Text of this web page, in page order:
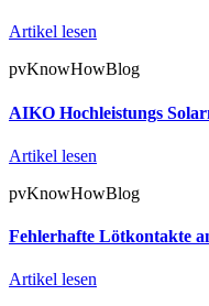
Artikel lesen
pvKnowHowBlog
AIKO Hochleistungs
Artikel lesen
pvKnowHowBlog
Fehlerhafte Lötkontakte
Artikel lesen